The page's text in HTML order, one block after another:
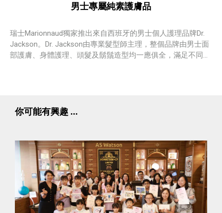
男士專屬純素護膚品
瑞士Marionnaud獨家推出來自西班牙的男士個人護理品牌Dr.
Jackson。Dr. Jackson由專業髮型師主理，整個品牌由男士面
部護膚、身體護理、頭髮及鬍鬚造型均一應俱全，滿足不同男
你可能有興趣 ...